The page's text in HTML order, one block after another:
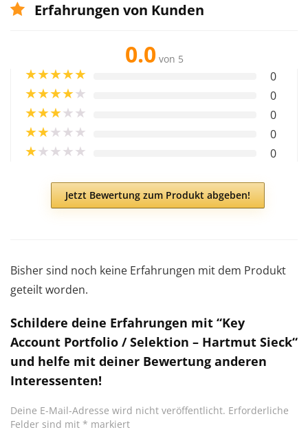
Erfahrungen von Kunden
0.0 von 5
★★★★★ 0
★★★★★ 0
★★★★★ 0
★★★★★ 0
★★★★★ 0
Jetzt Bewertung zum Produkt abgeben!
Bisher sind noch keine Erfahrungen mit dem Produkt
geteilt worden.
Schildere deine Erfahrungen mit “Key
Account Portfolio / Selektion – Hartmut Sieck“
und helfe mit deiner Bewertung anderen
Interessenten!
Deine E-Mail-Adresse wird nicht veröffentlicht. Erforderliche
Felder sind mit * markiert